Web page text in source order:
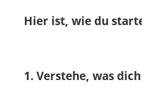
Hier ist, wie du
1. Verstehe, was